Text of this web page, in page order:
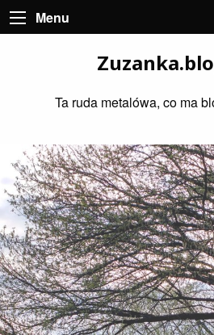
Menu
Ta ruda metalówa, co ma